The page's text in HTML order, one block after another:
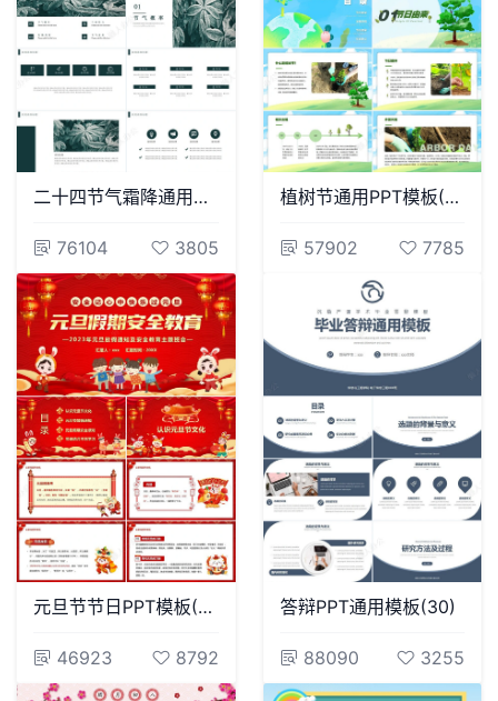
二十四节气霜降通用PPT模板(1)
76104 3805
植树节通用PPT模板(55)
57902 7785
元旦节节日PPT模板(78)
46923 8792
答辩PPT通用模板(30)
88090 3255